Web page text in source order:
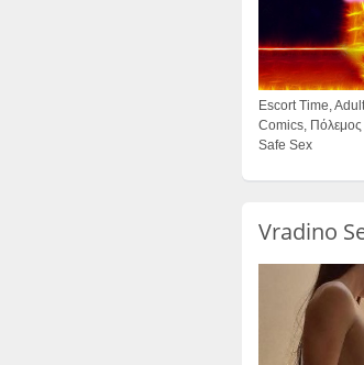
Escort Time,
Comics,
Safe Sex
Vradino